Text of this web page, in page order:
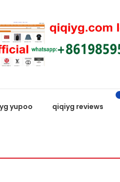
yupoo qiqiyg reviews